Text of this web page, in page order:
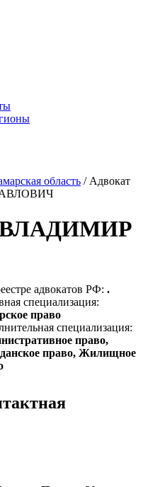
область / Адвокат
адвокатов РФ: .
специализация:
право
специализация:
право,
право, Жилищное